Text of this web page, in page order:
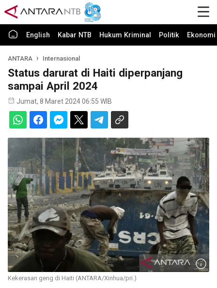
English Kabar NTB Hukum Kriminal Politik
ANTARA Internasional
Status darurat di Haiti diperpanjang
sampai April 2024
Jumat, 8 Maret 2024 06:55 WIB
Kekerasan geng di Haiti (ANTARA/Xinhua/pri.)